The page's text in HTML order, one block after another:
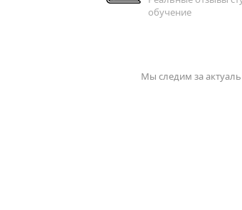
обучение
Мы следим за